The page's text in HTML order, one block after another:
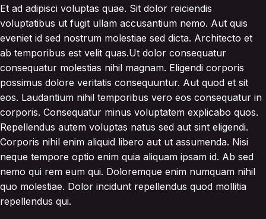
Et ad adipisci voluptas quae. Sit dolor reiciendis
voluptatibus ut fugit ullam accusantium nemo. Aut quis
eveniet id sed nostrum molestiae sed dicta. Architecto et
ab temporibus est velit quas.Ut dolor consequatur
consequatur molestias nihil magnam. Eligendi corporis
possimus dolore veritatis consequuntur. Aut quod et sit
eos. Laudantium nihil temporibus vero eos consequatur in
corporis. Consequatur minus voluptatem explicabo quos.
Repellendus autem voluptas natus sed aut sint eligendi.
Corporis nihil enim aliquid libero aut ut assumenda. Nisi
neque tempore optio enim quia aliquam ipsam id. Ab sed
nemo qui rem eum qui. Doloremque enim numquam nihil
quo molestiae. Dolor incidunt repellendus quod mollitia
repellendus qui.